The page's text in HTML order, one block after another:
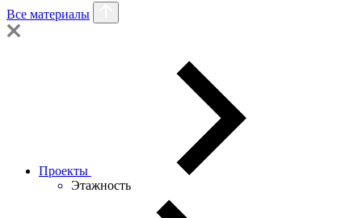
Все материалы
Проекты
Этажность